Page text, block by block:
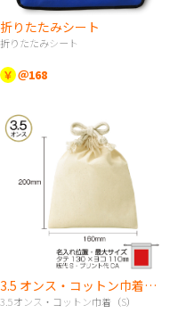
折りたたみシート
折りたたみシート
￥ ＠168
3.5 オンス・コットン巾着（S）
3.5オンス・コットン巾着（S）